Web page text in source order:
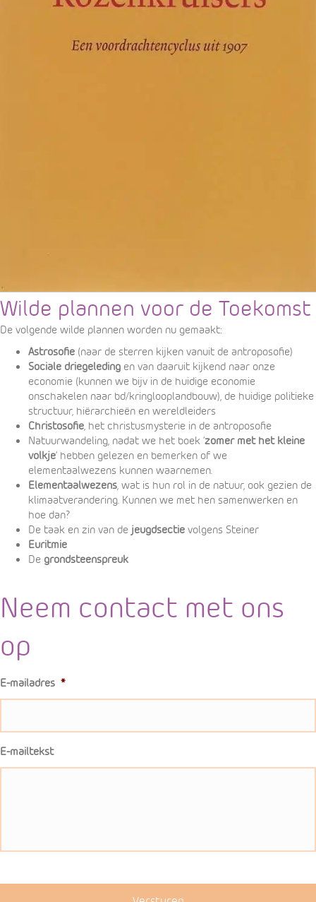
Wilde plannen voor de Toekomst
De volgende wilde plannen worden nu gemaakt:
Astrosofie (naar de sterren kijken vanuit de antroposofie)
Sociale driegeleding en van daaruit kijkend naar onze
economie (kunnen we bijv in de huidige economie
onschakelen naar bd/kringlooplandbouw), de huidige politieke
structuur, hiërarchieën en wereldleiders
Christosofie , het christusmysterie in de antroposofie
Natuurwandeling, nadat we het boek ‘zomer met het kleine
volkje’ hebben gelezen en bemerken of we
elementaalwezens kunnen waarnemen.
Elementaalwezens , wat is hun rol in de natuur, ook gezien de
klimaatverandering. Kunnen we met hen samenwerken en
hoe dan?
De taak en zin van de jeugdsectie volgens Steiner
Euritmie
De grondsteenspreuk
Neem contact met ons
op
E-mailadres *
E-mailtekst